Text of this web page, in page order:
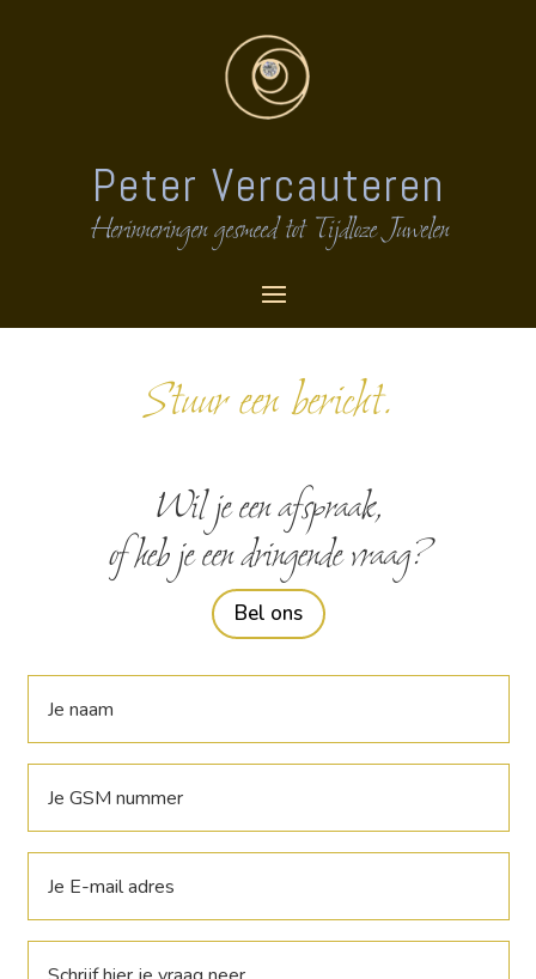
Peter Vercauteren
Herinneringen gesmeed tot Tijdloze Juwelen
Stuur een bericht.
Wil je een afspraak,
of heb je een dringende vraag?
Bel ons